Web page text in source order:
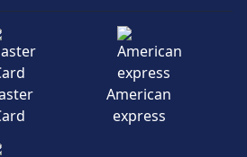
American
express